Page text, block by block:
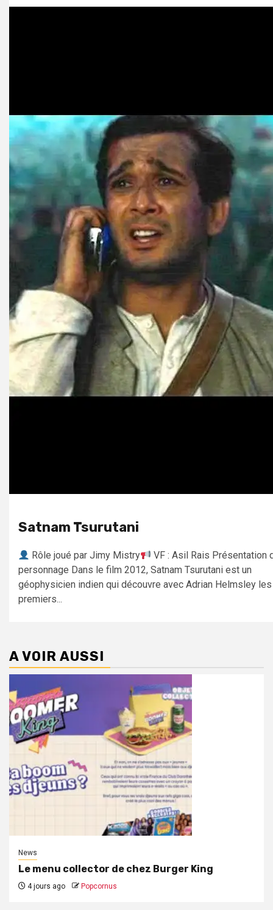
Satnam Tsurutani
Rôle joué par Jimy Mistry
VF : Asil Rais Présentation
personnage Dans le film 2012, Satnam Tsurutani est un
géophysicien indien qui découvre avec Adrian Helmsley les
premiers...
A VOIR AUSSI
News
Le menu collector de chez Burger King
4 jours ago Popcornus